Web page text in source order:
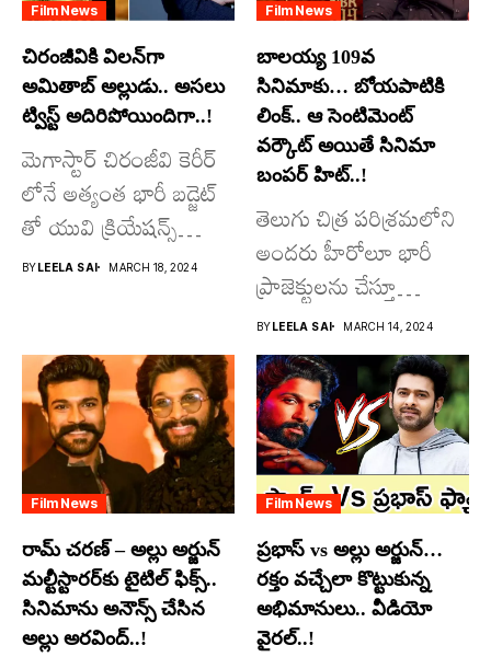
Film News
చిరంజీవికి విలన్‌గా
అమితాబ్ అల్లుడు.. అసలు
ట్విస్ట్ అదిరిపోయిందిగా..!
మెగాస్టార్ చిరంజీవి కెరీర్
లోనే అత్యంత భారీ బడ్జెట్
తో యువి క్రియేషన్స్
రూపొందిస్తున్న
BYLEELA SAI MARCH 18, 2024
Film News
బాలయ్య 109వ
సినిమాకు… బోయపాటికి
లింక్.. ఆ సెంటిమెంట్
వర్కౌట్ అయితే సినిమా
బంపర్ హిట్..!
తెలుగు చిత్ర పరిశ్రమలోని
అందరు హీరోలూ భారీ
ప్రాజెక్టులను చేస్తూ
దూసుకుపోతోన్నారు.
అందులో కొందరు
మాత్రమే...
BYLEELA SAI MARCH 14, 2024
Film News
రామ్ చరణ్ – అల్లు అర్జున్
మల్టీస్టారర్​కు టైటిల్ ఫిక్స్..
సినిమాను అనౌన్స్ చేసిన
అల్లు అరవింద్..!
Film News
ప్రభాస్ vs అల్లు అర్జున్…
రక్తం వచ్చేలా కొట్టుకున్న
అభిమానులు.. వీడియో
వైరల్..!